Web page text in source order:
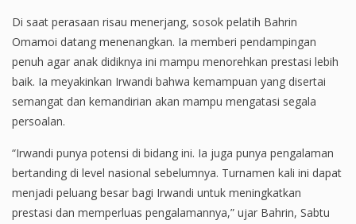
Di saat perasaan risau menerjang, sosok pelatih Bahrin
Omamoi datang menenangkan. Ia memberi pendampingan
penuh agar anak didiknya ini mampu menorehkan prestasi lebih
baik. Ia meyakinkan Irwandi bahwa kemampuan yang disertai
semangat dan kemandirian akan mampu mengatasi segala
persoalan.
“Irwandi punya potensi di bidang ini. Ia juga punya pengalaman
bertanding di level nasional sebelumnya. Turnamen kali ini dapat
menjadi peluang besar bagi Irwandi untuk meningkatkan
prestasi dan memperluas pengalamannya,” ujar Bahrin, Sabtu